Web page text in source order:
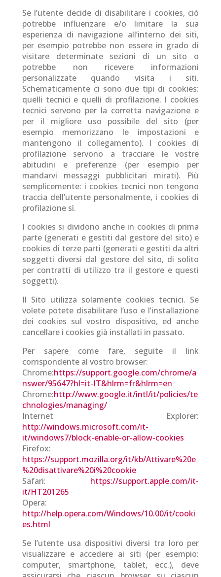
Se l’utente decide di disabilitare i cookies, ciò
potrebbe influenzare e/o limitare la sua
esperienza di navigazione all’interno dei siti,
per esempio potrebbe non essere in grado di
visitare determinate sezioni di un sito o
potrebbe non ricevere informazioni
personalizzate quando visita i siti.
Schematicamente ci sono due tipi di cookies:
quelli tecnici e quelli di profilazione. I cookies
tecnici servono per la corretta navigazione e
per il migliore uso possibile del sito (per
esempio memorizzano le impostazioni e
mantengono il collegamento). I cookies di
profilazione servono a tracciare le vostre
abitudini e preferenze (per esempio per
mandarvi messaggi pubblicitari mirati). Più
semplicemente: i cookies tecnici non tengono
traccia dell’utente personalmente, i cookies di
profilazione sì.
I cookies si dividono anche in cookies di prima
parte (generati e gestiti dal gestore del sito) e
cookies di terze parti (generati e gestiti da altri
soggetti diversi dal gestore del sito, di solito
per contratti di utilizzo tra il gestore e questi
soggetti).
Il Sito utilizza solamente cookies tecnici. Se
volete potete disabilitare l’uso e l’installazione
dei cookies sul vostro dispositivo, ed anche
cancellare i cookies già installati in passato.
Per sapere come fare, seguite il link
corrispondente al vostro browser:
Chrome:https://support.google.com/chrome/a
nswer/95647?hl=it-IT&hlrm=fr&hlrm=en
Chrome:http://www.google.it/intl/it/policies/te
chnologies/managing/
Internet Explorer:
http://windows.microsoft.com/it-
it/windows7/block-enable-or-allow-cookies
Firefox:
https://support.mozilla.org/it/kb/Attivare%20e
%20disattivare%20i%20cookie
Safari: https://support.apple.com/it-
it/HT201265
Opera:
http://help.opera.com/Windows/10.00/it/cooki
es.html
Se l’utente usa dispositivi diversi tra loro per
visualizzare e accedere ai siti (per esempio:
computer, smartphone, tablet, ecc.), deve